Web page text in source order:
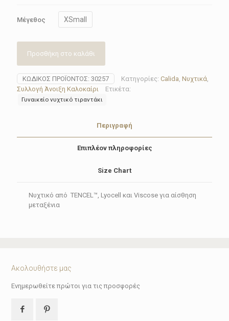
Μέγεθος XSmall
Προσθήκη στο καλάθι
ΚΩΔΙΚΌΣ ΠΡΟΪΌΝΤΟΣ: 30257 Κατηγορίες: Calida, Νυχτικά,
Συλλογή Άνοιξη Καλοκαίρι
Ετικέτα:
Γυναικείο νυχτικό τιραντάκι
Περιγραφή
Επιπλέον πληροφορίες
Size Chart
Νυχτικό από TENCEL™, Lyocell και Viscose για αίσθηση
μεταξένια
Ακολουθήστε μας
Ενημερωθείτε πρώτοι για τις προσφορές